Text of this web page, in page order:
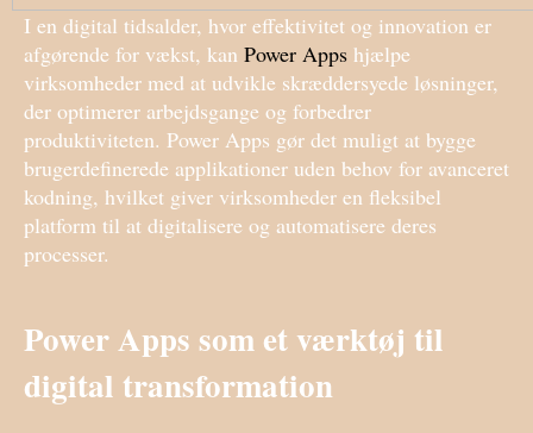
I en digital tidsalder, hvor effektivitet og innovation er
afgørende for vækst, kan Power Apps hjælpe
virksomheder med at udvikle skræddersyede løsninger,
der optimerer arbejdsgange og forbedrer
produktiviteten. Power Apps gør det muligt at bygge
brugerdefinerede applikationer uden behov for avanceret
kodning, hvilket giver virksomheder en fleksibel
platform til at digitalisere og automatisere deres
processer.
Power Apps som et værktøj til
digital transformation